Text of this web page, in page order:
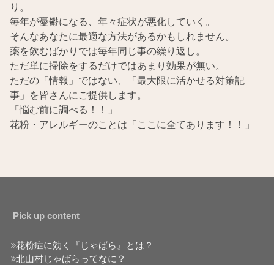
り。
毎年が憂鬱になる、年々症状が悪化していく。
そんなあなたに最適な方法があるかもしれません。
薬を飲むばかりでは毎年同じ事の繰り返し。
ただ単に掃除をするだけではあまり効果が無い。
ただの「情報」ではない、「最大限に活かせる対策記
事」を皆さんにご提供します。
「悩む前に調べる！！」
花粉・アレルギーのことは「ここに全てあります！！」
Pick up content
花粉症に効く『じゃばら』とは？
北山村じゃばらってなに？